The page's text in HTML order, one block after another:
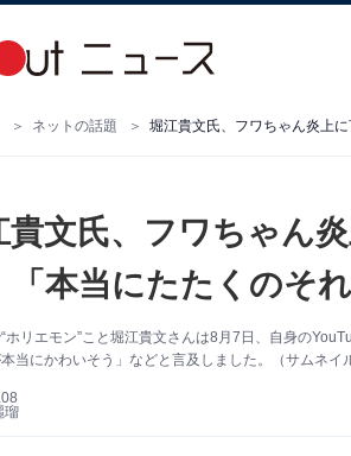
ネットの話題 堀江貴文氏、フワちゃん炎上
貴文氏、フワちゃん
「本当にたたくのそ
ホリエモン”こと堀江貴文さんは8月7日、自身の
当にかわいそう」などと言及しました。（サムネ
瑠